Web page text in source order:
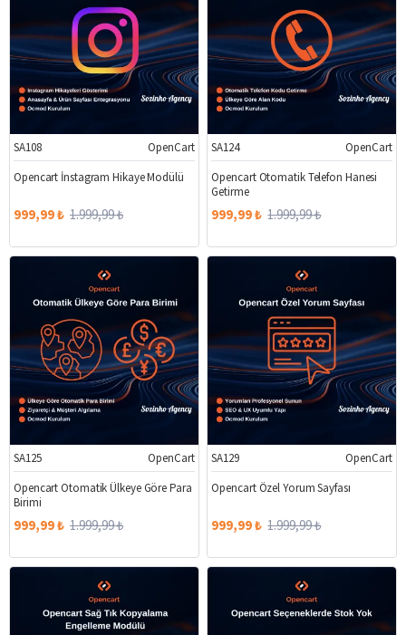
%50
SA108
OpenCart
Opencart İnstagram Hikaye Modülü
999,99 ₺ 1.999,99 ₺
%50
SA124
OpenCart
Opencart Otomatik Telefon Hanesi
Getirme
999,99 ₺ 1.999,99 ₺
%50
SA125
OpenCart
Opencart Otomatik Ülkeye Göre Para
Birimi
999,99 ₺ 1.999,99 ₺
%50
SA129
OpenCart
Opencart Özel Yorum Sayfası
999,99 ₺ 1.999,99 ₺